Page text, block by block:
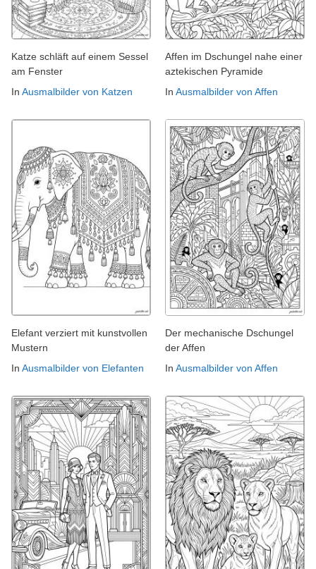
Katze schläft auf einem Sessel
am Fenster
In Ausmalbilder von Katzen
Affen im Dschungel nahe einer
aztekischen Pyramide
In Ausmalbilder von Affen
Elefant verziert mit kunstvollen
Mustern
In Ausmalbilder von Elefanten
Der mechanische Dschungel
der Affen
In Ausmalbilder von Affen